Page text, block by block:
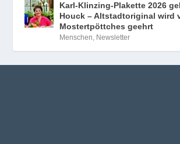
Karl-Klinzing-Plakette 2026
Houck – Altstadtoriginal wird
Mostertpöttches geehrt
Menschen, Newsletter